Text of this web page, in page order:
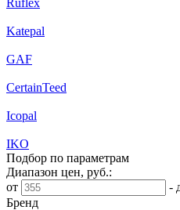
Katepal
GAF
CertainTeed
Icopal
IKO
Подбор по параметрам
Диапазон цен, руб.:
от
-
Бренд